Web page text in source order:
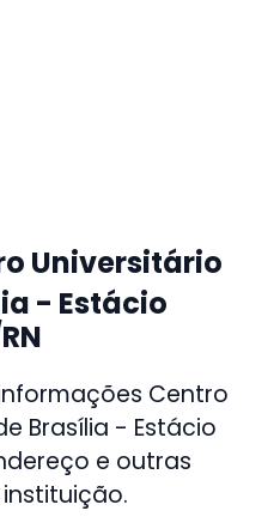
Universitário
- Estácio
Centro
Brasília - Estácio
e outras